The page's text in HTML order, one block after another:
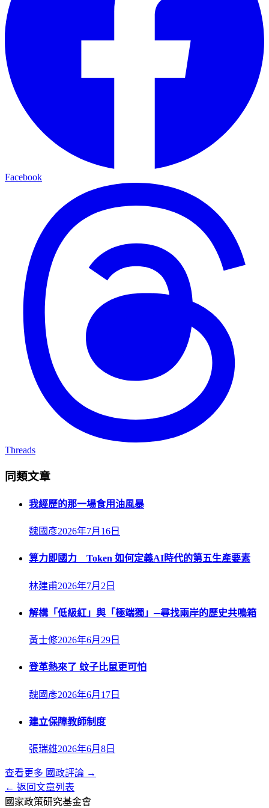
Facebook
Threads
同類文章
我經歷的那一場食用油風暴
魏國彥2026年7月16日
算力即國力 Token 如何定義AI時代的第五生產要素
林建甫2026年7月2日
解構「低級紅」與「極端獨」─尋找兩岸的歷史共鳴箱
黃士修2026年6月29日
登革熱來了 蚊子比鼠更可怕
魏國彥2026年6月17日
建立保障教師制度
張瑞雄2026年6月8日
查看更多 國政評論 →
← 返回文章列表
國家政策研究基金會